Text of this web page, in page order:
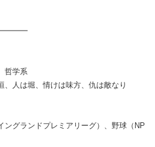
哲学系
、人は堀、情けは味方、仇は敵なり
ングランドプレミアリーグ）、野球（NP